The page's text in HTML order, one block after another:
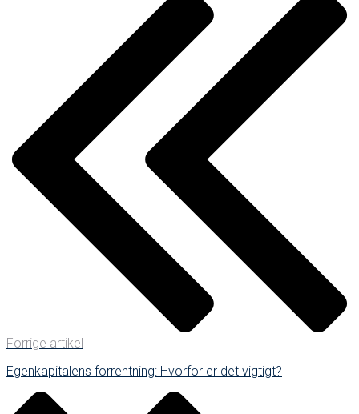
Forrige artikel
Egenkapitalens forrentning: Hvorfor er det vigtigt?